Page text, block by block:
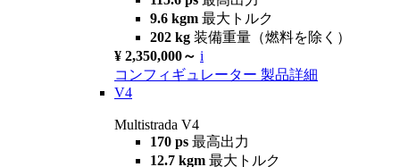
9.6 kgm 最大トルク
202 kg 装備重量（燃料を除く）
¥ 2,350,000～ i
コンフィギュレーター 製品詳細
V4
Multistrada V4
170 ps 最高出力
12.7 kgm 最大トルク